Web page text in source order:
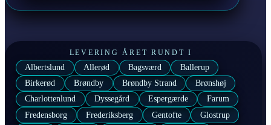
LEVERING ÅRET RUNDT I
Albertslund Allerød Bagsværd
Ballerup
Birkerød
Brøndby Brøndby Strand
Brønshøj
Charlottenlund
Dyssegård Espergærde
Farum
Fredensborg
Frederiksberg Gentofte
Glostrup